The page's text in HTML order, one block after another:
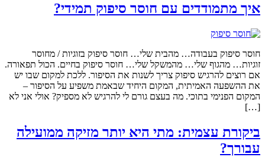
איך מתמודדים עם חוסר סיפוק תמידי?
חוסר סיפוק בעבודה… מהבית שלי… חוסר סיפוק בזוגיות / מחוסר
זוגיות… מהגוף שלי… מהמשקל שלי… חוסר סיפוק בחיים. הכול תפאורה.
אם רוצים להרגיש סיפוק צריך לשנות את הסיפור. ללכת למקום שבו יש
את ההשפעה האמיתית, המקום היחיד שבאמת משפיע על הסיפור –
המקום הפנימי בתוכי. מה בעצם גורם לי להרגיש לא מספיק? אולי אני לא
[…]
ביקורת עצמית: מתי היא יותר מזיקה ממועילה
עבורך?